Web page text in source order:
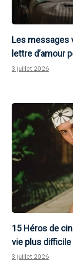
Les messages
lettre d’amour
3 juillet 2026
15 Héros de
vie plus difficile
3 juillet 2026